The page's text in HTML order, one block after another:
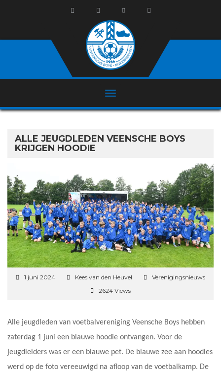
ALLE JEUGDLEDEN VEENSCHE BOYS
KRIJGEN HOODIE
1 juni 2024 Kees van den Heuvel
Verenigingsnieuws
2624 Views
Alle jeugdleden van voetbalvereniging Veensche Boys hebben
zaterdag 1 juni een blauwe hoodie ontvangen. Voor de
jeugdleiders was er een blauwe pet. De blauwe zee aan hoodies
werd op de foto vereeuwigd na afloop van de voetbalkamp. De